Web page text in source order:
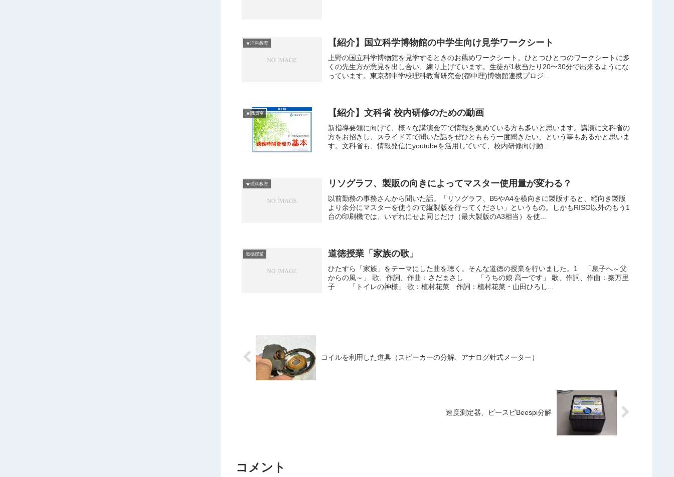
★理科教育 【紹介】国立科学博物館の中学生向け見学ワークシート
上野の国立科学博物館を見学するときのお薦めワークシート。ひとつひとつのワークシートに多
くの先生方が意見を出し合い、練り上げています。生徒が1枚当たり20〜30分で出来るようにな
っています。東京都中学校理科教育研究会(都中理)博物館連携プロジ...
★職員室 【紹介】文科省 校内研修のための動画
新指導要領に向けて、様々な講演会等で情報を集めている方も多いと思います。講演に文科省の
方をお招きし、スライド等で聞いた話をぜひとももう一度聞きたい、という事もあるかと思いま
す。文科省も、情報発信にyoutubeを活用していて、校内研修向け動...
★理科教育 リソグラフ、製販の向きによってマスター使用量が変わる？
以前勤務の事務さんから聞いた話。「リソグラフ、B5やA4を横向きに製版すると、縦向き製版
より余分にマスターを使うので縦製版を行ってください」というもの。しかもRISO以外のもう1
台の印刷機では、いずれにせよ同じだけ（最大製版のA3相当）を使...
道徳授業 道徳授業「家族の歌」
ひたすら「家族」をテーマにした曲を聴く。そんな道徳の授業を行いました。1 「息子へ～父
からの風～」 歌、作詞、作曲：さだまさし 「うちの娘 高一です」 歌、作詞、作曲：秦万里
子 「トイレの神様」 歌：植村花菜 作詞：植村花菜・山田ひろし...
コイルを利用した道具（スピーカーの分解、アナログ針式メーター）
速度測定器、ビースピBeespi分解
コメント